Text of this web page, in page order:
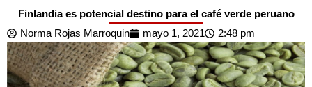
Finlandia es potencial destino para el café verde peruano
Norma Rojas Marroquin
mayo 1, 2021 2:48 pm